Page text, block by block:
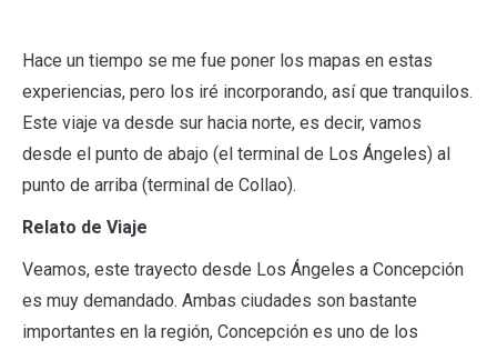
Hace un tiempo se me fue poner los mapas en estas
experiencias, pero los iré incorporando, así que tranquilos.
Este viaje va desde sur hacia norte, es decir, vamos
desde el punto de abajo (el terminal de Los Ángeles) al
punto de arriba (terminal de Collao).
Relato de Viaje
Veamos, este trayecto desde Los Ángeles a Concepción
es muy demandado. Ambas ciudades son bastante
importantes en la región, Concepción es uno de los